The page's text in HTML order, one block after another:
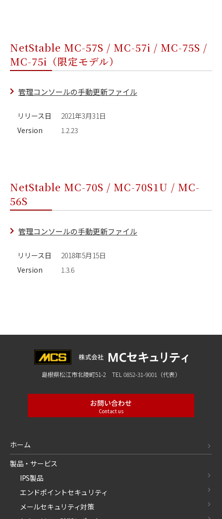
NetStable MC-57S / MC-57i / MC-75S /
MC-75i（限定モデル）
管理コンソールの手動更新ファイル
リリース日
2021年3月31日
Version
1.2.23
NetStable MC-70S / MC-70S1U / MC-
56S
管理コンソールの手動更新ファイル
リリース日
2018年5月15日
Version
1.3.6
島根県松江市北陵町51-2 TEL 0852-31-9001（代表）
お問い合わせ
Contact us
ホーム
製品・サービス
IPS製品
エンドポイントセキュリティ
メールセキュリティ対策